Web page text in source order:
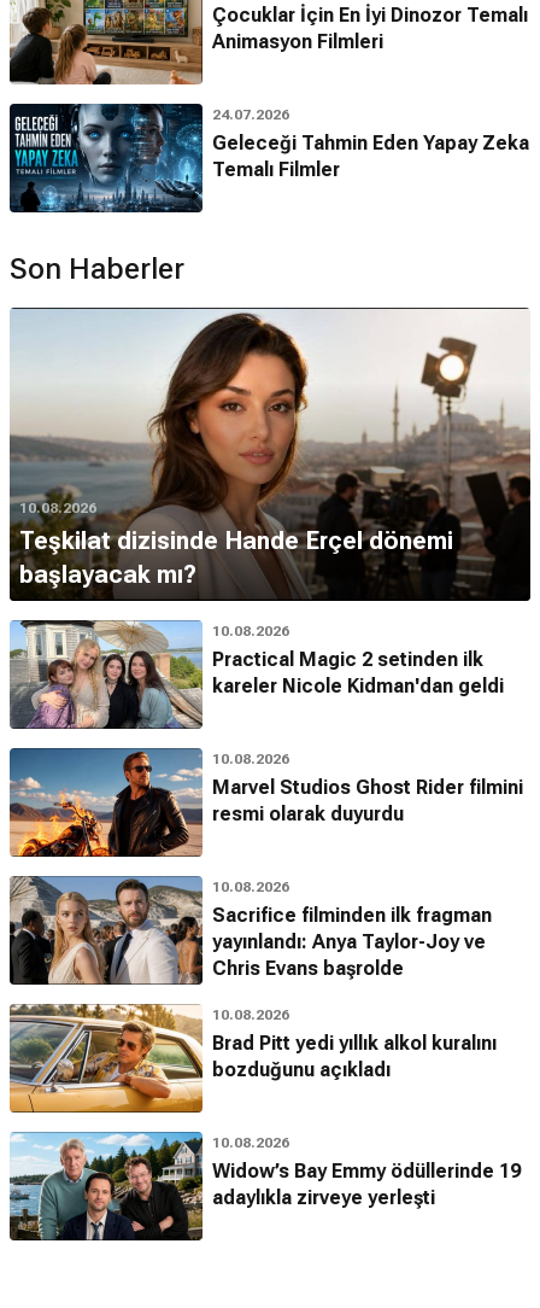
Çocuklar İçin En İyi Dinozor Temalı
Animasyon Filmleri
24.07.2026
Geleceği Tahmin Eden Yapay Zeka
Temalı Filmler
Son Haberler
10.08.2026
Teşkilat dizisinde Hande Erçel dönemi
başlayacak mı?
10.08.2026
Practical Magic 2 setinden ilk
kareler Nicole Kidman'dan geldi
10.08.2026
Marvel Studios Ghost Rider filmini
resmi olarak duyurdu
10.08.2026
Sacrifice filminden ilk fragman
yayınlandı: Anya Taylor-Joy ve
Chris Evans başrolde
10.08.2026
Brad Pitt yedi yıllık alkol kuralını
bozduğunu açıkladı
10.08.2026
Widow’s Bay Emmy ödüllerinde 19
adaylıkla zirveye yerleşti